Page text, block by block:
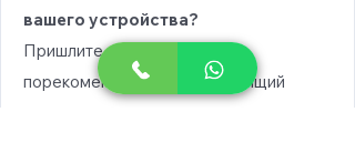
вашего устройства?
Пришлите модель, и мы
порекомендуем вам подходящий